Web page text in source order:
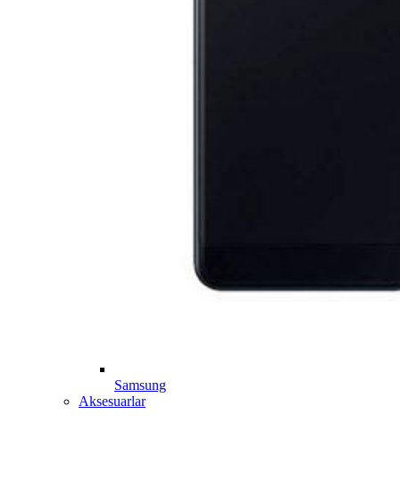
Samsung
Aksesuarlar